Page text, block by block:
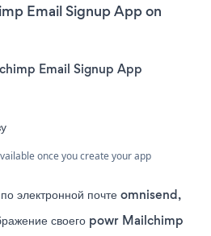
Email Signup App on
Email Signup App
once you create your app
электронной почте omnisend,
своего powr Mailchimp